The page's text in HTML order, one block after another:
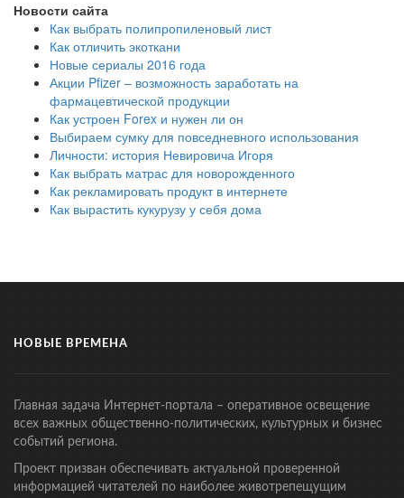
Новости сайта
Как выбрать полипропиленовый лист
Как отличить экоткани
Новые сериалы 2016 года
Акции Pfizer – возможность заработать на
фармацевтической продукции
Как устроен Forex и нужен ли он
Выбираем сумку для повседневного использования
Личности: история Невировича Игоря
Как выбрать матрас для новорожденного
Как рекламировать продукт в интернете
Как вырастить кукурузу у себя дома
НОВЫЕ ВРЕМЕНА
Главная задача Интернет-портала – оперативное освещение
всех важных общественно-политических, культурных и бизнес
событий региона.
Проект призван обеспечивать актуальной проверенной
информацией читателей по наиболее животрепещущим